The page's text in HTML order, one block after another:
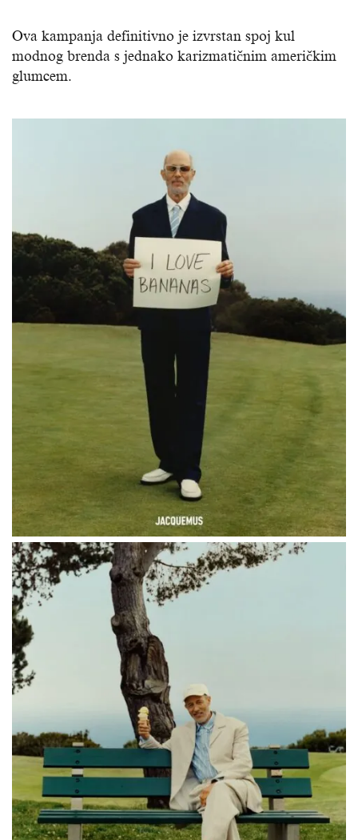
Ova kampanja definitivno je izvrstan spoj kul
modnog brenda s jednako karizmatičnim američkim
glumcem.